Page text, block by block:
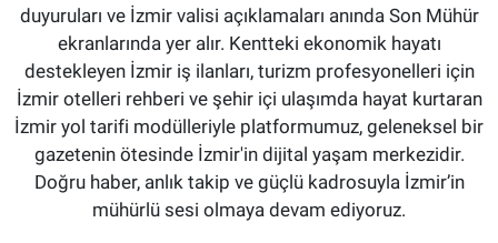
duyuruları ve İzmir valisi açıklamaları anında Son Mühür
ekranlarında yer alır. Kentteki ekonomik hayatı
destekleyen İzmir iş ilanları, turizm profesyonelleri için
İzmir otelleri rehberi ve şehir içi ulaşımda hayat kurtaran
İzmir yol tarifi modülleriyle platformumuz, geleneksel bir
gazetenin ötesinde İzmir'in dijital yaşam merkezidir.
Doğru haber, anlık takip ve güçlü kadrosuyla İzmir’in
mühürlü sesi olmaya devam ediyoruz.